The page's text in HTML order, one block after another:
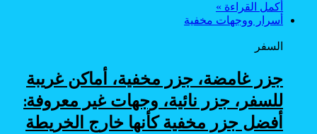
أكمل القراءة »
أسرار ووجهات مخفية
السفر
جزر غامضة، جزر مخفية، أماكن غريبة
للسفر، جزر نائية، وجهات غير معروفة:
أفضل جزر مخفية كأنها خارج الخريطة